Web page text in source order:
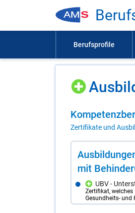
Zertifikate und
mit
UBV -
Zertifikat,
Gesundheits- und